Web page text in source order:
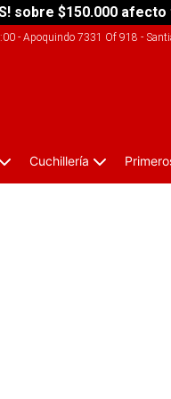
sobre $150.000
- Apoquindo 7331 Of 918 -
Cuchillería